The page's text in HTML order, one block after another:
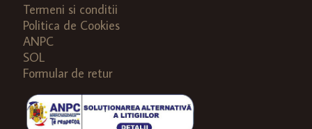
Termeni si conditii
Politica de Cookies
ANPC
SOL
Formular de retur